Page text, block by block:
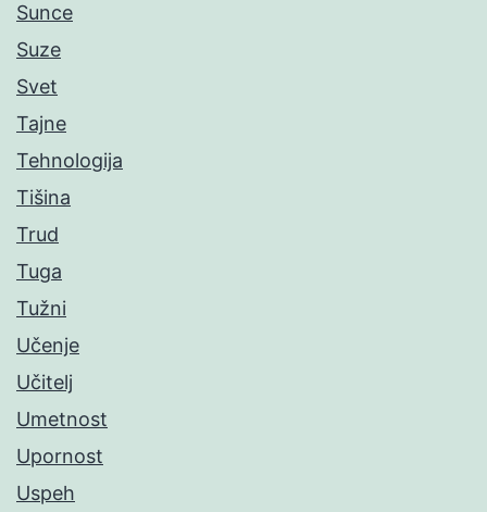
Sunce
Suze
Svet
Tajne
Tehnologija
Tišina
Trud
Tuga
Tužni
Učenje
Učitelj
Umetnost
Upornost
Uspeh